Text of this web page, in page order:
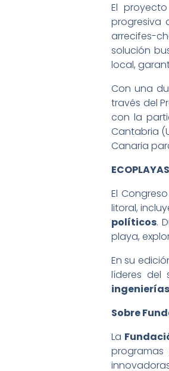
El
progresiva
arrecifes-
solución
local,
Con una
través del
con la
Cantabria
Canaria
El Congreso
litoral,
políticos.
playa,
En su
líderes del
Sobre
La